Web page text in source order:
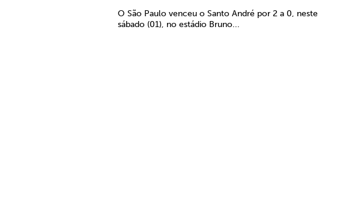
O São Paulo venceu o Santo André por 2 a 0, neste
sábado (01), no estádio Bruno...